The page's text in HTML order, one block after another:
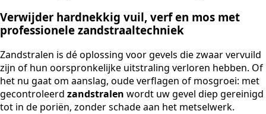
Verwijder hardnekkig vuil, verf en mos met
professionele zandstraaltechniek
Zandstralen is dé oplossing voor gevels die zwaar vervuild
zijn of hun oorspronkelijke uitstraling verloren hebben. Of
het nu gaat om aanslag, oude verflagen of mosgroei: met
gecontroleerd zandstralen wordt uw gevel diep gereinigd
tot in de poriën, zonder schade aan het metselwerk.